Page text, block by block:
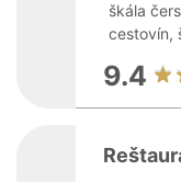
škála
cestovín,
9.4